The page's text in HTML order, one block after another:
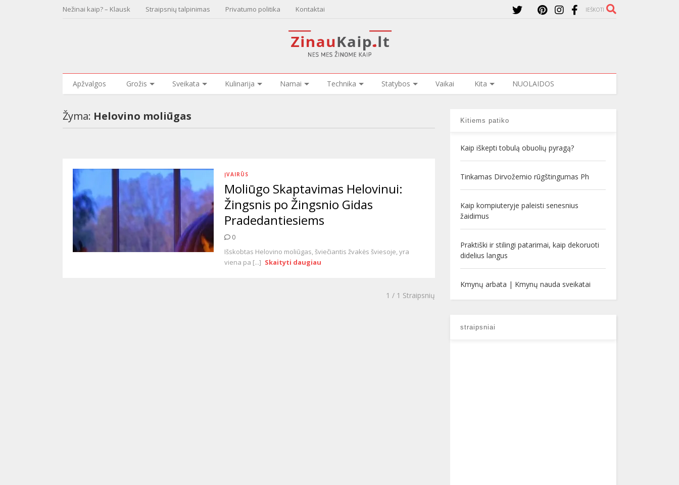
Nežinai kaip? – Klausk Straipsnių talpinimas Privatumo politika Kontaktai IEŠKOTI
Apžvalgos Grožis Sveikata Kulinarija Namai Technika Statybos Vaikai Kita NUOLAIDOS
Žyma: Helovino moliūgas
ĮVAIRŪS
Moliūgo Skaptavimas Helovinui:
Žingsnis po Žingsnio Gidas
Pradedantiesiems
0
Išskobtas Helovino moliūgas, šviečiantis žvakės šviesoje, yra
viena pa [...] Skaityti daugiau
1 / 1 Straipsnių
Kitiems patiko
Kaip iškepti tobulą obuolių pyragą?
Tinkamas Dirvožemio rūgštingumas Ph
Kaip kompiuteryje paleisti senesnius
žaidimus
Praktiški ir stilingi patarimai, kaip dekoruoti
didelius langus
Kmynų arbata | Kmynų nauda sveikatai
straipsniai